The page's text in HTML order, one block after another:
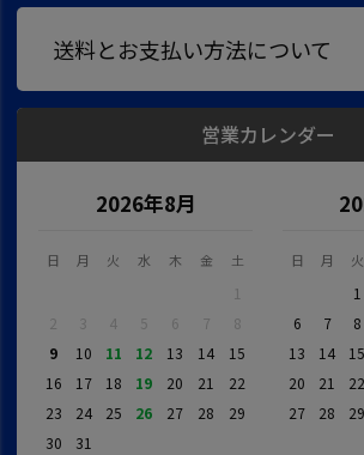
送料とお支払い方法について
営業カレンダー
2026年8月
日 月 火 水 木 金 土
1
2
3 4 5 6 7
8
9
10 11 12 13 14
15
16
17 18 19 20 21
22
23
24 25 26 27 28
29
30
31
日 月 火
1
6
7 8
13
14 15
20
21 22
27
28 29